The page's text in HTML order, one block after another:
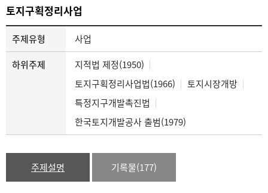
토지구획정리사업
주제유형
사업
하위주제
지적법 제정(1950)
토지구획정리사업법(1966)
토지시장개방
특정지구개발촉진법
한국토지개발공사 출범(1979)
주제설명 기록물(177)